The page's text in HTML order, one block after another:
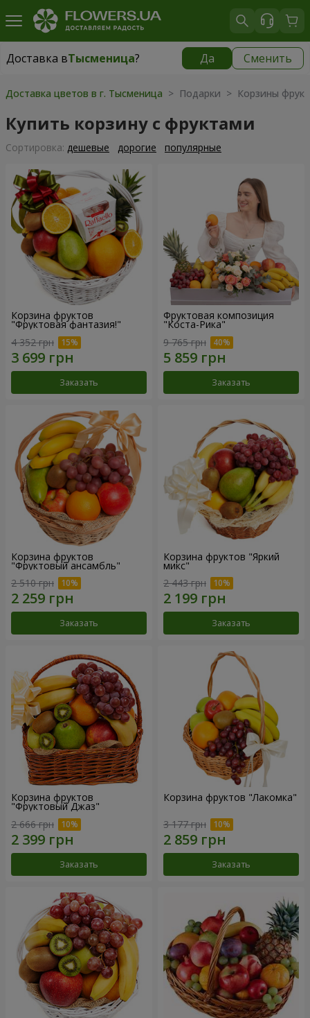
Доставка вТысменица? Да Сменить
Доставка вТысменица|
Доставка цветов в г. Тысменица > Подарки > Корзины
Купить корзину с фруктами
Cортировка: дешевые дорогие популярные
Корзина фруктов
"Фруктовая фантазия!"
4 352 грн
Заказать
Фруктовая композиция
"Коста-Рика"
9 765 грн
Заказать
Корзина фруктов
"Фруктовый ансамбль"
2 510 грн
Заказать
Корзина фруктов "Яркий
микс"
2 443 грн
Заказать
Корзина фруктов
"Фруктовый Джаз"
2 666 грн
Заказать
Корзина фруктов "Лакомка"
3 177 грн
Заказать